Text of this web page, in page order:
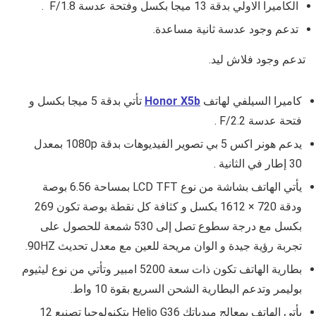
الكاميرا الاولي بدقة 13 ميجا بكسل وفتحة عدسة F/1.8 .
تدعم وجود عدسة ثانية مساعدة.
تدعم وجود فلاش ليد.
كاميرا السيلفي لهاتف Honor X5b
تأتي بدقة 5 ميجا بكسل و
فتحة عدسة F/2.2
.
يدعم هونر اكس 5 بي تصوير الفيديوهات بدقة
1080p بمعدل
30 إطار في الثانية .
يأتي الهاتف بشاشة من نوع LCD TFT بمساحة 6.56 بوصة
ودقة 720 × 1612 بكسل و كثافة كل نقطة بوصة تكون 269
بكسل مع درجة سطوع تصل إلى 530 شمعة للحصول على
تجربة رؤية جيدة و الوان مريحة للعين مع معدل تحديث 90HZ.
بطارية الهاتف تكون ذات سعة 5200 امبير وتأتي من نوع ليثيوم
بوليمر وتدعم البطارية الشحن السريع بقوة 10 واط.
يأتي الهاتف بمعالج ميدياتك Helio G36
بتكنولوجيا تصنيع 12